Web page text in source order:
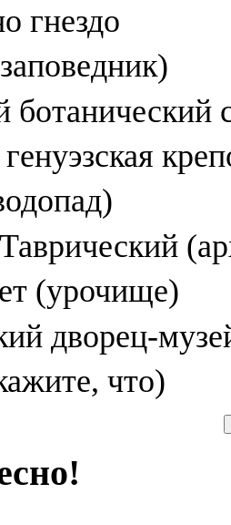
гнездо
ботанический
(урочище)
дворец-
что)